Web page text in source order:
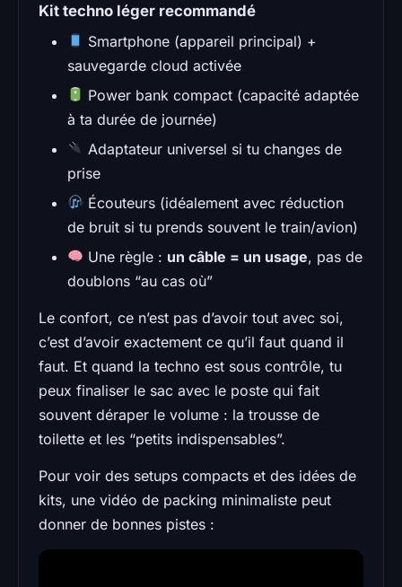
Kit techno léger recommandé
Smartphone (appareil principal) +
sauvegarde cloud activée
Power bank compact (capacité adaptée
à ta durée de journée)
Adaptateur universel si tu changes de
prise
Écouteurs (idéalement avec réduction
de bruit si tu prends souvent le train/avion)
Une règle : un câble = un usage, pas de
doublons “au cas où”
Le confort, ce n’est pas d’avoir tout avec soi,
c’est d’avoir exactement ce qu’il faut quand il
faut. Et quand la techno est sous contrôle, tu
peux finaliser le sac avec le poste qui fait
souvent déraper le volume : la trousse de
toilette et les “petits indispensables”.
Pour voir des setups compacts et des idées de
kits, une vidéo de packing minimaliste peut
donner de bonnes pistes :